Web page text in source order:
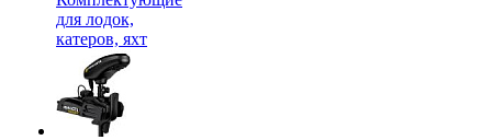
для лодок,
катеров, яхт